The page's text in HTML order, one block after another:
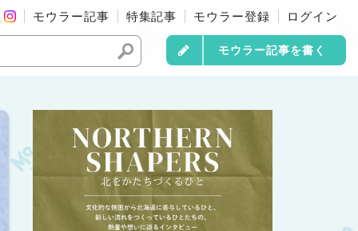
モウラー記事 特集記事 モウラー登録 ログイン
モウラー記事を書く